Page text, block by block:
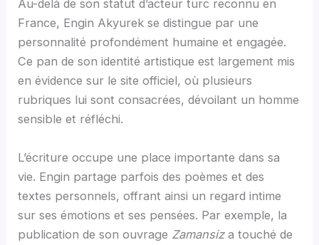
Au-delà de son statut d’acteur turc reconnu en
France, Engin Akyurek se distingue par une
personnalité profondément humaine et engagée.
Ce pan de son identité artistique est largement mis
en évidence sur le site officiel, où plusieurs
rubriques lui sont consacrées, dévoilant un homme
sensible et réfléchi.
L’écriture occupe une place importante dans sa
vie. Engin partage parfois des poèmes et des
textes personnels, offrant ainsi un regard intime
sur ses émotions et ses pensées. Par exemple, la
publication de son ouvrage Zamansiza touché de